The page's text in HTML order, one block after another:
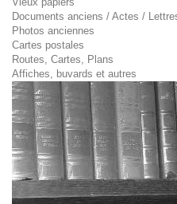
Documents anciens / Actes /
Photos anciennes
Cartes postales
Routes, Cartes, Plans
Affiches, buvards et autres